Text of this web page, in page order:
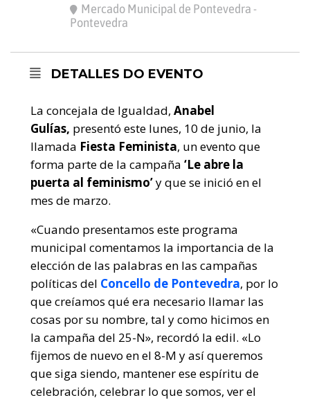
Mercado Municipal de Pontevedra -
Pontevedra
DETALLES DO EVENTO
La concejala de Igualdad, Anabel
Gulías, presentó este lunes, 10 de junio, la
llamada Fiesta Feminista, un evento que
forma parte de la campaña ‘Le abre la
puerta al feminismo’y que se inició en el
mes de marzo.
«Cuando presentamos este programa
municipal comentamos la importancia de la
elección de las palabras en las campañas
políticas del Concello de Pontevedra, por lo
que creíamos qué era necesario llamar las
cosas por su nombre, tal y como hicimos en
la campaña del 25-N», recordó la edil. «Lo
fijemos de nuevo en el 8-M y así queremos
que siga siendo, mantener ese espíritu de
celebración, celebrar lo que somos, ver el